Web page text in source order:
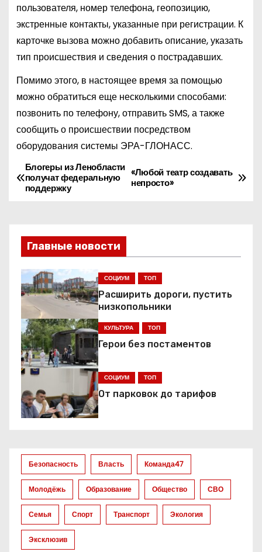
пользователя, номер телефона, геопозицию,
экстренные контакты, указанные при регистрации. К
карточке вызова можно добавить описание, указать
тип происшествия и сведения о пострадавших.
Помимо этого, в настоящее время за помощью
можно обратиться еще несколькими способами:
позвонить по телефону, отправить SMS, а также
сообщить о происшествии посредством
оборудования системы ЭРА-ГЛОНАСС.
Н
а
г
а
ц
и
я
п
о
а
п
«Любой театр создавать
непросто»
Блогеры из Ленобласти
получат федеральную
поддержку
Главные новости
СОЦИУМ ТОП
Расширить дороги, пустить
низкопольники
КУЛЬТУРА ТОП
Герои без постаментов
СОЦИУМ ТОП
От парковок до тарифов
Безопасность Власть Команда47
Молодёжь Образование Общество СВО
Семья Спорт Транспорт Экология
Эксклюзив